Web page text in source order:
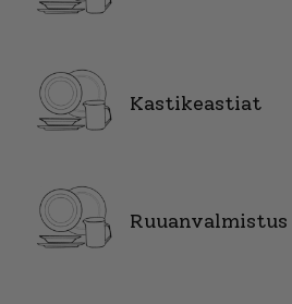
Kastikeastiat
Ruuanvalmistus